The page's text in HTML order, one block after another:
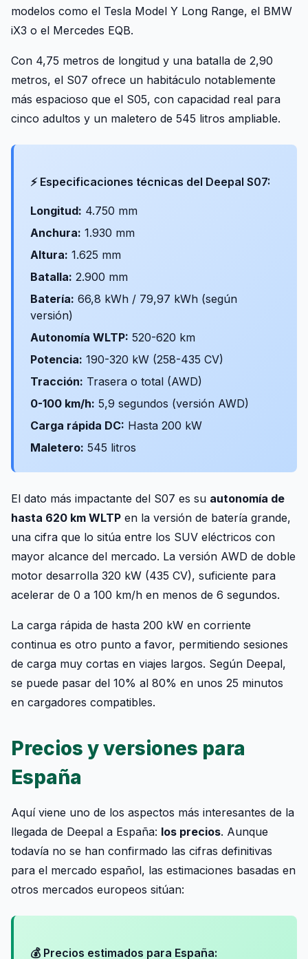
modelos como el Tesla Model Y Long Range, el BMW
iX3 o el Mercedes EQB.
Con 4,75 metros de longitud y una batalla de 2,90
metros, el S07 ofrece un habitáculo notablemente
más espacioso que el S05, con capacidad real para
cinco adultos y un maletero de 545 litros ampliable.
⚡ Especificaciones técnicas del Deepal S07:
Longitud: 4.750 mm
Anchura: 1.930 mm
Altura: 1.625 mm
Batalla: 2.900 mm
Batería: 66,8 kWh / 79,97 kWh (según
versión)
Autonomía WLTP: 520-620 km
Potencia: 190-320 kW (258-435 CV)
Tracción: Trasera o total (AWD)
0-100 km/h: 5,9 segundos (versión AWD)
Carga rápida DC: Hasta 200 kW
Maletero: 545 litros
El dato más impactante del S07 es su autonomía de
hasta 620 km WLTP en la versión de batería grande,
una cifra que lo sitúa entre los SUV eléctricos con
mayor alcance del mercado. La versión AWD de doble
motor desarrolla 320 kW (435 CV), suficiente para
acelerar de 0 a 100 km/h en menos de 6 segundos.
La carga rápida de hasta 200 kW en corriente
continua es otro punto a favor, permitiendo sesiones
de carga muy cortas en viajes largos. Según Deepal,
se puede pasar del 10% al 80% en unos 25 minutos
en cargadores compatibles.
Precios y versiones para
España
Aquí viene uno de los aspectos más interesantes de la
llegada de Deepal a España: los precios. Aunque
todavía no se han confirmado las cifras definitivas
para el mercado español, las estimaciones basadas en
otros mercados europeos sitúan:
💰 Precios estimados para España: